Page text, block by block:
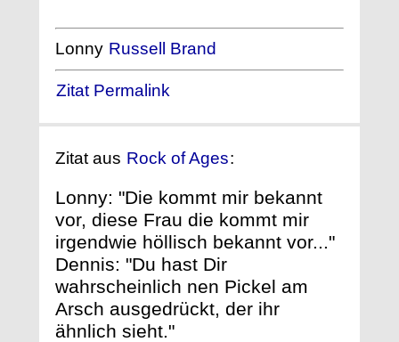
Lonny Russell Brand
Zitat Permalink
Zitat aus Rock of Ages:
Lonny: "Die kommt mir bekannt
vor, diese Frau die kommt mir
irgendwie höllisch bekannt vor..."
Dennis: "Du hast Dir
wahrscheinlich nen Pickel am
Arsch ausgedrückt, der ihr
ähnlich sieht."